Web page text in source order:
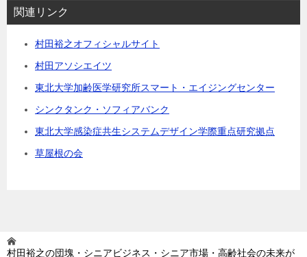
関連リンク
村田裕之オフィシャルサイト
村田アソシエイツ
東北大学加齢医学研究所スマート・エイジングセンター
シンクタンク・ソフィアバンク